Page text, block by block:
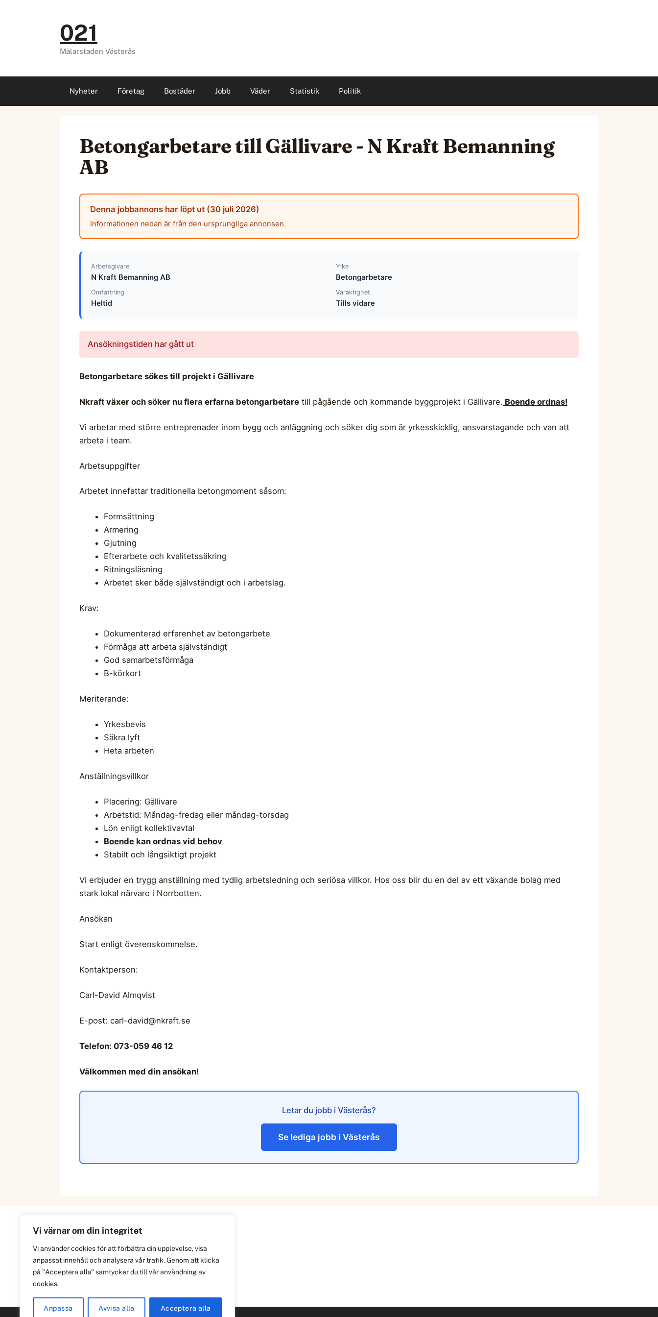
Vi värnar om din integritet
Vi använder cookies för att förbättra din upplevelse, visa
anpassat innehåll och analysera vår trafik. Genom att klicka
på "Acceptera alla" samtycker du till vår användning av
cookies.
Anpassa Avvisa alla Acceptera alla
021
Mälarstaden Västerås
Nyheter Företag Bostäder Jobb Väder Statistik Politik
Betongarbetare till Gällivare - N Kraft Bemanning
AB
Denna jobbannons har löpt ut (30 juli 2026)
Informationen nedan är från den ursprungliga annonsen.
Arbetsgivare
N Kraft Bemanning AB
Yrke
Betongarbetare
Omfattning
Heltid
Varaktighet
Tills vidare
Ansökningstiden har gått ut
Betongarbetare sökes till projekt i Gällivare
Nkraft växer och söker nu flera erfarna betongarbetare till pågående och kommande byggprojekt i Gällivare. Boende ordnas!
Vi arbetar med större entreprenader inom bygg och anläggning och söker dig som är yrkesskicklig, ansvarstagande och van att
arbeta i team.
Arbetsuppgifter
Arbetet innefattar traditionella betongmoment såsom:
Formsättning
Armering
Gjutning
Efterarbete och kvalitetssäkring
Ritningsläsning
Arbetet sker både självständigt och i arbetslag.
Krav:
Dokumenterad erfarenhet av betongarbete
Förmåga att arbeta självständigt
God samarbetsförmåga
B-körkort
Meriterande:
Yrkesbevis
Säkra lyft
Heta arbeten
Anställningsvillkor
Placering: Gällivare
Arbetstid: Måndag-fredag eller måndag-torsdag
Lön enligt kollektivavtal
Boende kan ordnas vid behov
Stabilt och långsiktigt projekt
Vi erbjuder en trygg anställning med tydlig arbetsledning och seriösa villkor. Hos oss blir du en del av ett växande bolag med
stark lokal närvaro i Norrbotten.
Ansökan
Start enligt överenskommelse.
Kontaktperson:
Carl-David Almqvist
E-post: carl-david@nkraft.se
Telefon: 073-059 46 12
Välkommen med din ansökan!
Letar du jobb i Västerås?
Se lediga jobb i Västerås
Information
Om
Integritetspolicy